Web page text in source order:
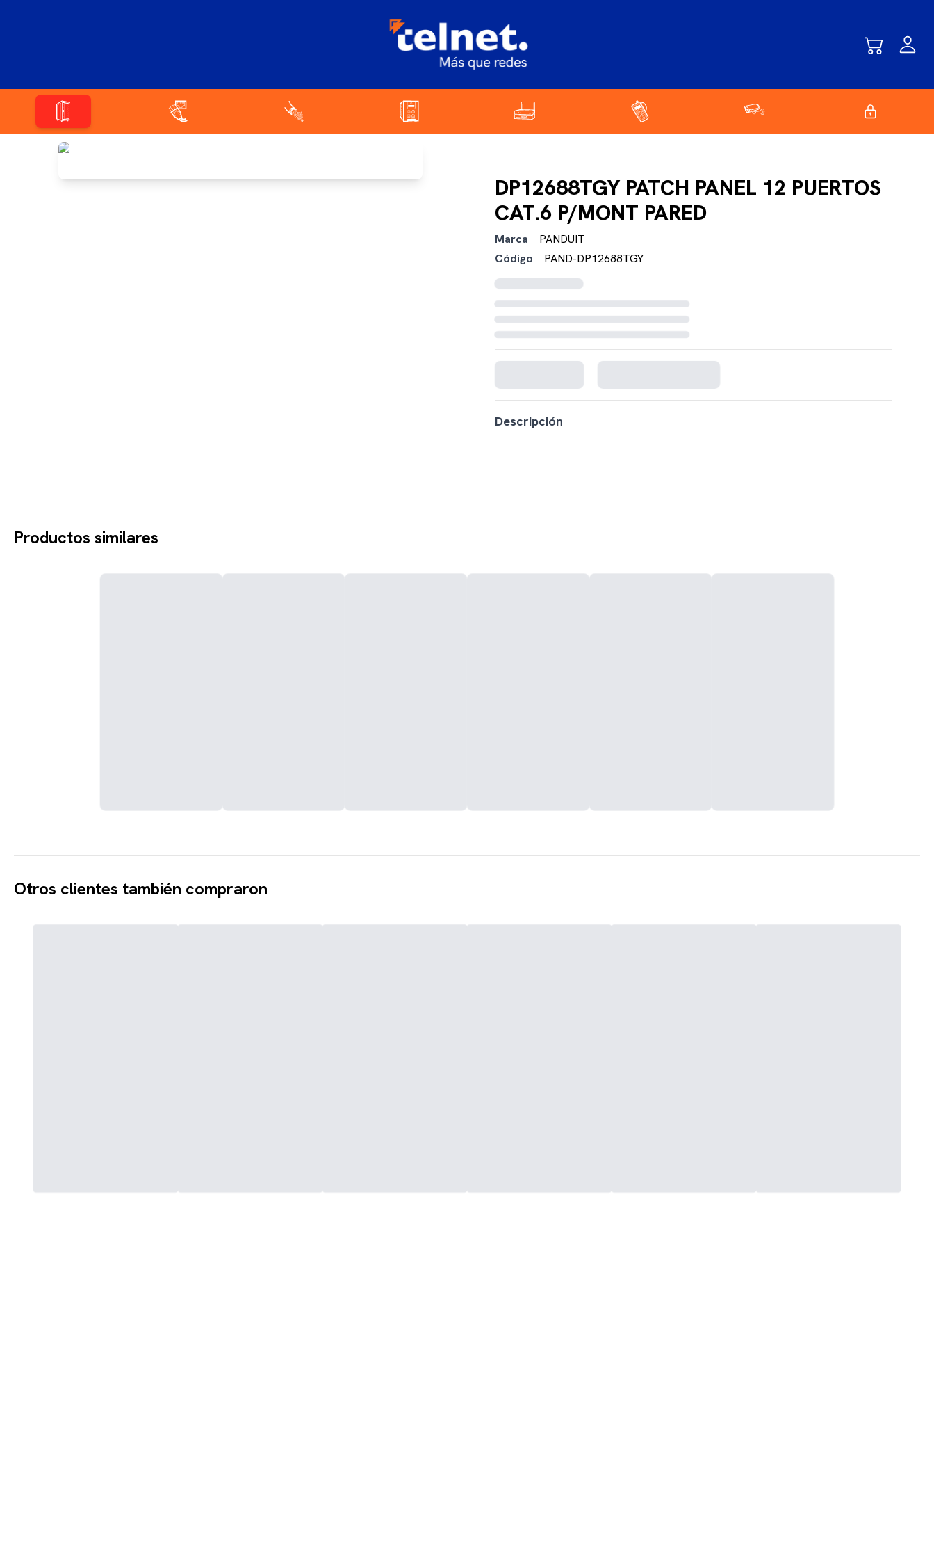
DP12688TGY PATCH PANEL 12 PUERTOS
CAT.6 P/MONT PARED
Marca
PANDUIT
Código
PAND-DP12688TGY
Cargando disponibilidad...
Descripción
Productos similares
Otros clientes también compraron